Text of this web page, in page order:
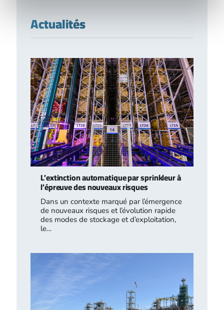
Actualités
L’extinction automatique par sprinkleur à
l’épreuve des nouveaux risques
Dans un contexte marqué par l’émergence
de nouveaux risques et l’évolution rapide
des modes de stockage et d’exploitation,
le…